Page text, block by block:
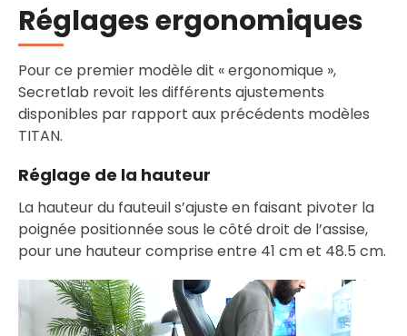
Réglages ergonomiques
Pour ce premier modèle dit « ergonomique »,
Secretlab revoit les différents ajustements
disponibles par rapport aux précédents modèles
TITAN.
Réglage de la hauteur
La hauteur du fauteuil s’ajuste en faisant pivoter la
poignée positionnée sous le côté droit de l’assise,
pour une hauteur comprise entre 41 cm et 48.5 cm.